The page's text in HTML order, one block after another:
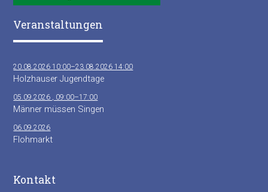
Veranstaltungen
20.08.2026 10:00–23.08.2026 14:00
Holzhauser Jugendtage
05.09.2026 , 09:00–17:00
Männer müssen Singen
06.09.2026
Flohmarkt
Kontakt